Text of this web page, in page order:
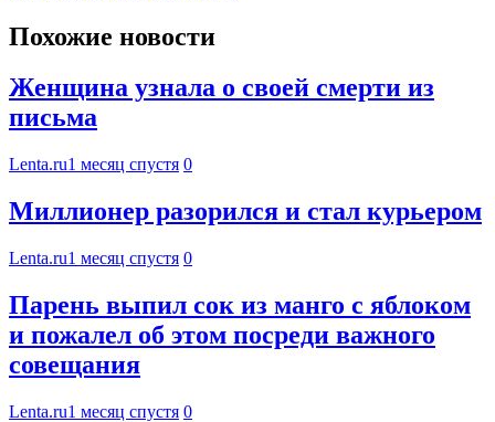
Похожие новости
Женщина узнала о своей смерти из
письма
Lenta.ru1 месяц спустя 0
Миллионер разорился и стал курьером
Lenta.ru1 месяц спустя 0
Парень выпил сок из манго с яблоком
и пожалел об этом посреди важного
совещания
Lenta.ru1 месяц спустя 0